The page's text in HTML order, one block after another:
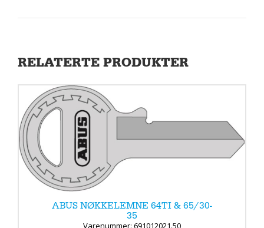
RELATERTE PRODUKTER
ABUS NØKKELEMNE 64TI & 65/30-
35
Varenummer: 691012021.50